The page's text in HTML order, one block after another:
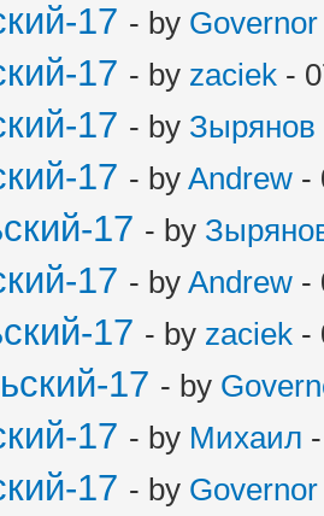
17 - by Governor
17 - by zaciek -
17 - by Зырянов
17 - by Andrew -
17 - by
17 - by Andrew -
17 - by zaciek -
17 - by
17 - by Михаил
17 - by Governor